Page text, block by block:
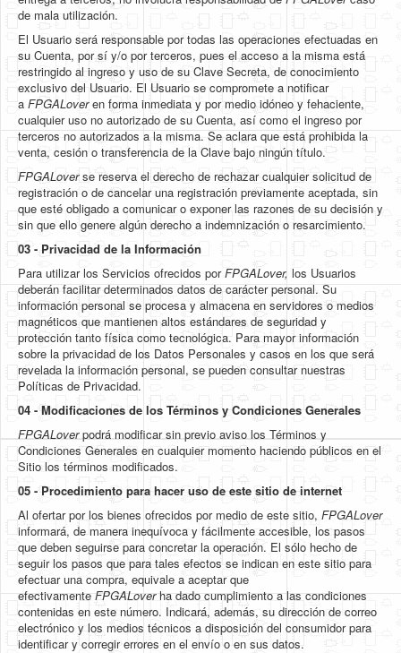
de mala utilización.
El Usuario será responsable por todas las operaciones efectuadas en
su Cuenta, por sí y/o por terceros, pues el acceso a la misma está
restringido al ingreso y uso de su Clave Secreta, de conocimiento
exclusivo del Usuario. El Usuario se compromete a notificar
a FPGALoveren forma inmediata y por medio idóneo y fehaciente,
cualquier uso no autorizado de su Cuenta, así como el ingreso por
terceros no autorizados a la misma. Se aclara que está prohibida la
venta, cesión o transferencia de la Clave bajo ningún título.
FPGALoverse reserva el derecho de rechazar cualquier solicitud de
registración o de cancelar una registración previamente aceptada, sin
que esté obligado a comunicar o exponer las razones de su decisión y
sin que ello genere algún derecho a indemnización o resarcimiento.
03 - Privacidad de la Información
Para utilizar los Servicios ofrecidos porFPGALover, los Usuarios
deberán facilitar determinados datos de carácter personal. Su
información personal se procesa y almacena en servidores o medios
magnéticos que mantienen altos estándares de seguridad y
protección tanto física como tecnológica. Para mayor información
sobre la privacidad de los Datos Personales y casos en los que será
revelada la información personal, se pueden consultar nuestras
Políticas de Privacidad.
04 - Modificaciones de los Términos y Condiciones Generales
FPGALoverpodrá modificar sin previo aviso los Términos y
Condiciones Generales en cualquier momento haciendo públicos en el
Sitio los términos modificados.
05 - Procedimiento para hacer uso de este sitio de internet
Al ofertar por los bienes ofrecidos por medio de este sitio, FPGALover
informará, de manera inequívoca y fácilmente accesible, los pasos
que deben seguirse para concretar la operación. El sólo hecho de
seguir los pasos que para tales efectos se indican en este sitio para
efectuar una compra, equivale a aceptar que
efectivamenteFPGALoverha dado cumplimiento a las condiciones
contenidas en este número. Indicará, además, su dirección de correo
electrónico y los medios técnicos a disposición del consumidor para
identificar y corregir errores en el envío o en sus datos.